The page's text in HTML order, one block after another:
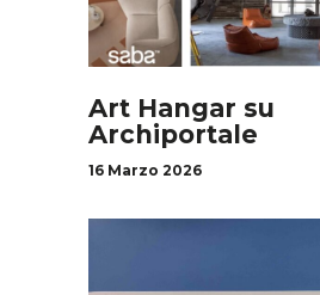
Art Hangar su
Archiportale
16 Marzo 2026